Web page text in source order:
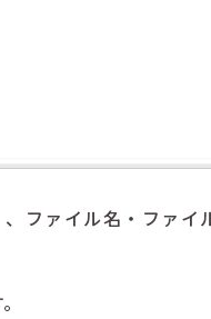
ファイル名・ファ